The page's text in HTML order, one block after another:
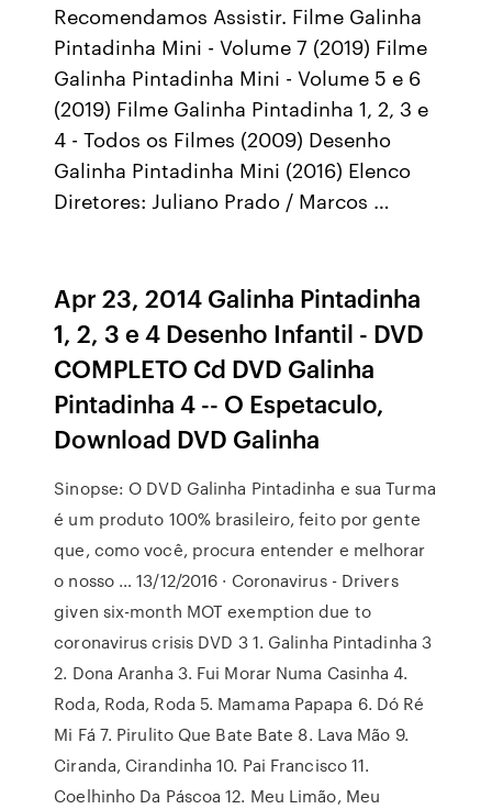
Recomendamos Assistir. Filme Galinha
Pintadinha Mini - Volume 7 (2019) Filme
Galinha Pintadinha Mini - Volume 5 e 6
(2019) Filme Galinha Pintadinha 1, 2, 3 e
4 - Todos os Filmes (2009) Desenho
Galinha Pintadinha Mini (2016) Elenco
Diretores: Juliano Prado / Marcos …
Apr 23, 2014 Galinha Pintadinha
1, 2, 3 e 4 Desenho Infantil - DVD
COMPLETO Cd DVD Galinha
Pintadinha 4 -- O Espetaculo,
Download DVD Galinha
Sinopse: O DVD Galinha Pintadinha e sua Turma
é um produto 100% brasileiro, feito por gente
que, como você, procura entender e melhorar
o nosso … 13/12/2016 · Coronavirus - Drivers
given six-month MOT exemption due to
coronavirus crisis DVD 3 1. Galinha Pintadinha 3
2. Dona Aranha 3. Fui Morar Numa Casinha 4.
Roda, Roda, Roda 5. Mamama Papapa 6. Dó Ré
Mi Fá 7. Pirulito Que Bate Bate 8. Lava Mão 9.
Ciranda, Cirandinha 10. Pai Francisco 11.
Coelhinho Da Páscoa 12. Meu Limão, Meu